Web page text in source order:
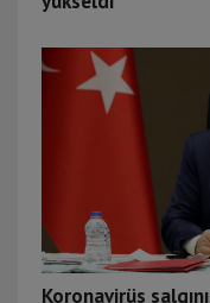
Koronavirüs